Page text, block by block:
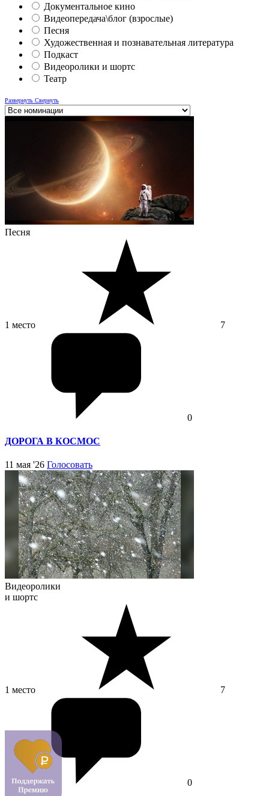
Документальное кино
Видеопередача\блог (взрослые)
Песня
Художественная и познавательная литература
Подкаст
Видеоролики и шортс
Театр
Развернуть Свернуть
Песня
1 место 7
0
ДОРОГА В КОСМОС
11 мая '26 Голосовать
Видеоролики
и шортс
1 место 7
0